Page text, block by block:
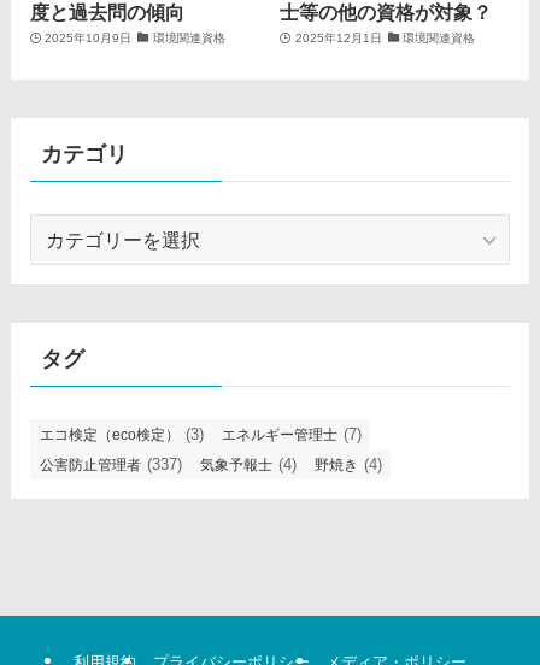
度と過去問の傾向
2025年10月9日 環境関連資格
士等の他の資格が対象？
2025年12月1日 環境関連資格
カテゴリ
タグ
エコ検定（eco検定） (3) エネルギー管理士 (7)
公害防止管理者 (337) 気象予報士 (4) 野焼き (4)